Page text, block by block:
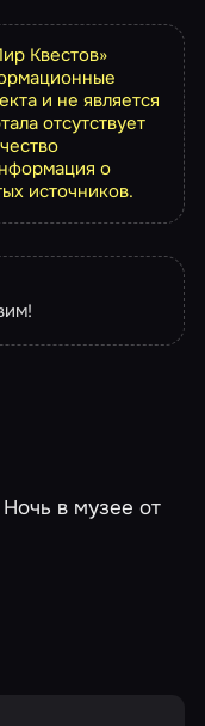
Квестов»
и не является
отсутствует
о
источников.